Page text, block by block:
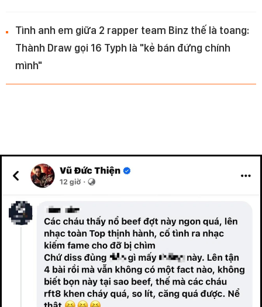
Tình anh em giữa 2 rapper team Binz thế là toang:
Thành Draw gọi 16 Typh là "kẻ bán đứng chính
mình"